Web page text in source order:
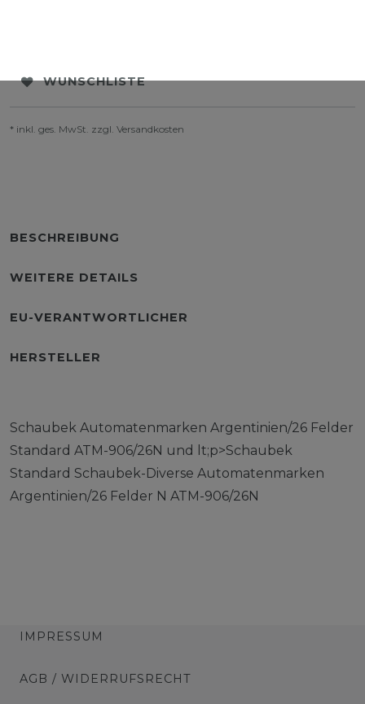
WUNSCHLISTE
* inkl. ges. MwSt. zzgl. Versandkosten
BESCHREIBUNG
WEITERE DETAILS
EU-VERANTWORTLICHER
HERSTELLER
Schaubek Automatenmarken Argentinien/26 Felder
Standard ATM-906/26N und lt;p>Schaubek
Standard Schaubek-Diverse Automatenmarken
Argentinien/26 Felder N ATM-906/26N
IMPRESSUM
AGB / WIDERRUFSRECHT